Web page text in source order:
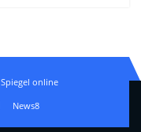
Spiegel online
News8